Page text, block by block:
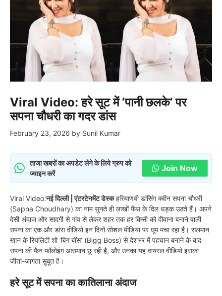
Viral Video: हरे सूट में ‘पानी छलके’ पर
सपना चौधरी का गदर डांस
February 23, 2026 by Sunil Kumar
ताजा खबरों का अपडेट लेने के लिये ग्रुप को
ज्वाइन करें
Join Now
Viral Video:नई दिल्ली | एंटरटेनमेंट डेस्कहरियाणवी डांसिंग क्वीन सपना चौधरी
(Sapna Choudhary) का नाम सुनते ही लाखों फैंस के दिल धड़क उठते हैं। अपने
देसी अंदाज और सादगी से गांव से लेकर शहर तक हर किसी को दीवाना बनाने वाली
सपना का एक और डांस वीडियो इन दिनों सोशल मीडिया पर धूम मचा रहा है। सलमान
खान के रियलिटी शो ‘बिग बॉस’ (Bigg Boss) से देशभर में पहचान बनाने के बाद
सपना की फैन फॉलोइंग आसमान छू रही है, और उनका यह वायरल वीडियो इसका
जीता-जागता सुबूत है।
हरे सूट में सपना का कातिलाना अंदाज